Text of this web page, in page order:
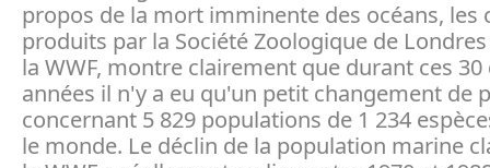
propos de la mort imminente des océans, les
produits par la Société Zoologique de
la WWF, montre clairement que durant ces
années il n'y a eu qu'un petit changement de
concernant 5 829 populations de 1 234
le monde. Le déclin de la population marine